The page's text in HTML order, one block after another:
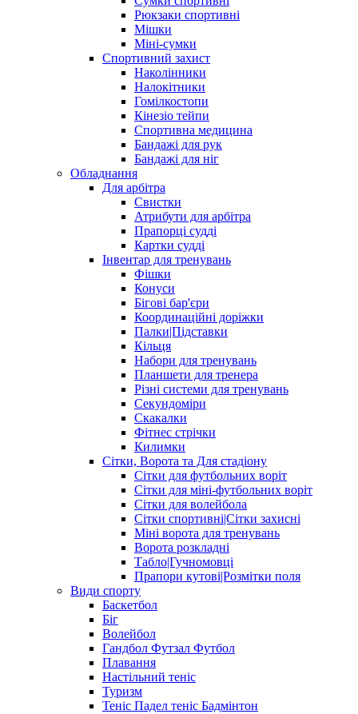
Рюкзаки спортивні
Мішки
Міні-сумки
Спортивний захист
Наколінники
Налокітники
Гомілкостопи
Кінезіо тейпи
Спортивна медицина
Бандажі для рук
Бандажі для ніг
Обладнання
Для арбітра
Свистки
Атрибути для арбітра
Прапорці судді
Картки судді
Інвентар для тренувань
Фішки
Конуси
Бігові бар'єри
Координаційні доріжки
Палки|Підставки
Кільця
Набори для тренувань
Планшети для тренера
Різні системи для тренувань
Секундоміри
Скакалки
Фітнес стрічки
Килимки
Сітки, Ворота та Для стадіону
Сітки для футбольних воріт
Сітки для міні-футбольних воріт
Сітки для волейбола
Сітки спортивні|Cітки захисні
Міні ворота для тренувань
Ворота розкладні
Табло|Гучномовці
Прапори кутові|Розмітки поля
Види спорту
Баскетбол
Біг
Волейбол
Гандбол Футзал Футбол
Плавання
Настільний теніс
Туризм
Теніс Падел теніс Бадмінтон